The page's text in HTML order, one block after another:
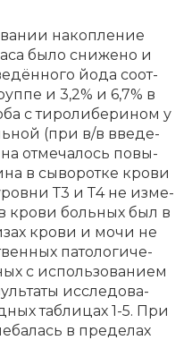
на­коп­ле­ние
бы­ло сни­же­но и
йо­да со­от­
и 3,2% и 6,7% в
с ти­ро­ли­бе­ри­ном у
(при в/в вве­де­
от­ме­ча­лось по­вы­
в сы­во­рот­ке кро­ви
Т3 и Т4 не из­ме­
кро­ви боль­ных был в
кро­ви и мо­чи не
па­то­ло­ги­че­
с ис­поль­зо­ва­ни­ем
ис­сле­до­ва­
та­бли­цах 1-5. При
в пре­де­лах